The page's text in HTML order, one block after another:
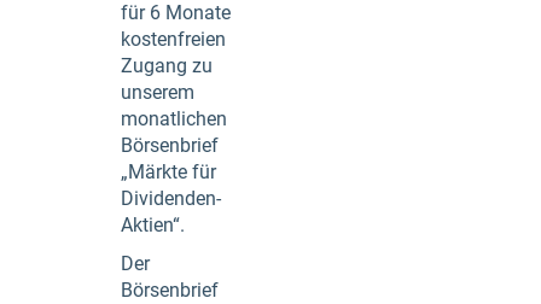
für 6 Monate
kostenfreien
Zugang zu
unserem
monatlichen
Börsenbrief
„Märkte für
Dividenden-
Aktien“.
Der
Börsenbrief